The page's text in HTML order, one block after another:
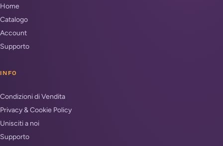
Home
Catalogo
Account
Supporto
INFO
Condizioni di Vendita
Privacy & Cookie Policy
Unisciti a noi
Supporto